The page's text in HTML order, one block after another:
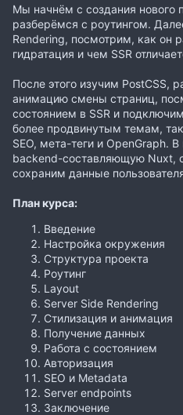
Мы начнём с создания нового
разберёмся с роутингом.
Rendering, посмотрим, как он
гидратация и чем SSR
После этого изучим PostCSS,
анимацию смены страниц,
состоянием в SSR и
более продвинутым темам,
SEO, мета-теги и OpenGraph.
backend-составляющую Nuxt,
сохраним данные
План курса:
Введение
Настройка окружения
Структура проекта
Роутинг
Layout
Server Side Rendering
Стилизация и анимация
Получение данных
Работа с состоянием
Авторизация
SEO и Metadata
Server endpoints
Заключение